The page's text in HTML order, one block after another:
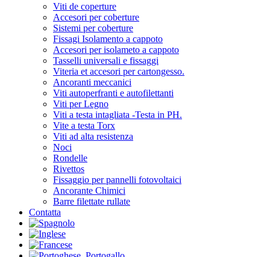
Viti de coperture
Accesori per coberture
Sistemi per coberture
Fissagi Isolamento a cappoto
Accesori per isolameto a cappoto
Tasselli universali e fissaggi
Viteria et accesori per cartongesso.
Ancoranti meccanici
Viti autoperfranti e autofilettanti
Viti per Legno
Viti a testa intagliata -Testa in PH.
Vite a testa Torx
Viti ad alta resistenza
Noci
Rondelle
Rivettos
Fissaggio per pannelli fotovoltaici
Ancorante Chimici
Barre filettate rullate
Contatta